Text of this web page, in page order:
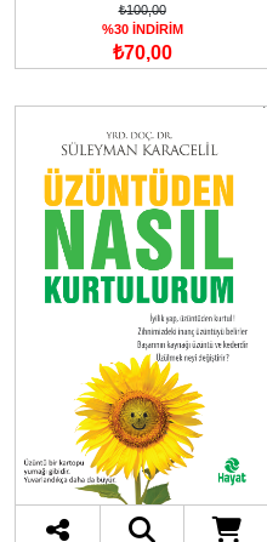
₺100,00
%30 İNDİRİM
₺70,00